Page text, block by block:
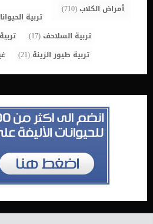
أمراض الكلاب(710)
تربية
تربية السلاحف(17)
تربية طيور الزينة (21)